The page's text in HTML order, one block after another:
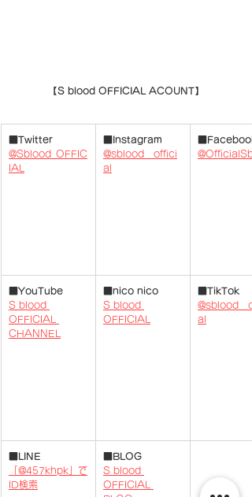
【S blood OFFICIAL ACOUNT】
■Twitter
@Sblood_OFFIC
IAL
■Instagram
@sblood__offici
al
■Facebook
■YouTube
S blood
OFFICIAL
CHANNEL
■nico nico
S blood
OFFICIAL
■TikTok
al
LINE
「@457khpk」で
ID検索
■BLOG
S blood
OFFICIAL